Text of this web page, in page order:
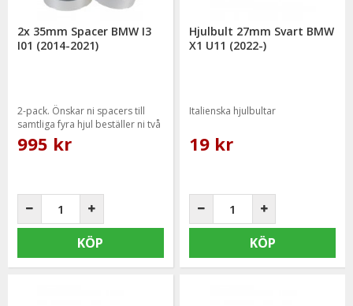
2x 35mm Spacer BMW I3
I01 (2014-2021)
2-pack. Önskar ni spacers till
samtliga fyra hjul beställer ni två
paket.
995 kr
KÖP
Hjulbult 27mm Svart BMW
X1 U11 (2022-)
Italienska hjulbultar
19 kr
KÖP